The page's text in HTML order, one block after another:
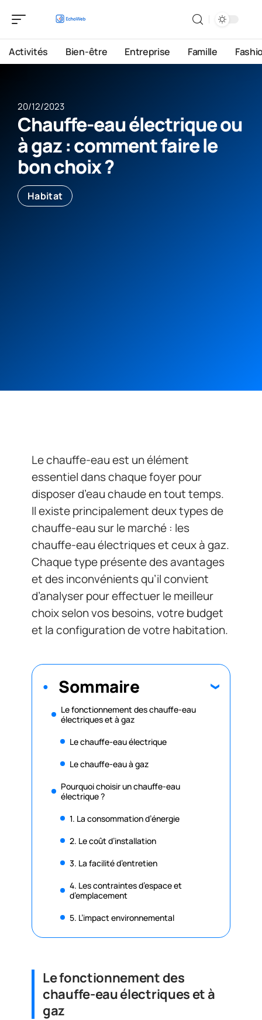
Activités Bien-être Entreprise Famille
20/12/2023
Chauffe-eau électrique ou
à gaz : comment faire le
bon choix ?
Habitat
Le chauffe-eau est un élément
essentiel dans chaque foyer pour
disposer d’eau chaude en tout temps.
Il existe principalement deux types de
chauffe-eau sur le marché : les
chauffe-eau électriques et ceux à gaz.
Chaque type présente des avantages
et des inconvénients qu’il convient
d’analyser pour effectuer le meilleur
choix selon vos besoins, votre budget
et la configuration de votre habitation.
Sommaire
Le fonctionnement des chauffe-eau
électriques et à gaz
Le chauffe-eau électrique
Le chauffe-eau à gaz
Pourquoi choisir un chauffe-eau
électrique ?
1. La consommation d’énergie
2. Le coût d’installation
3. La facilité d’entretien
4. Les contraintes d’espace et
d’emplacement
5. L’impact environnemental
Le fonctionnement des
chauffe-eau électriques et à
gaz